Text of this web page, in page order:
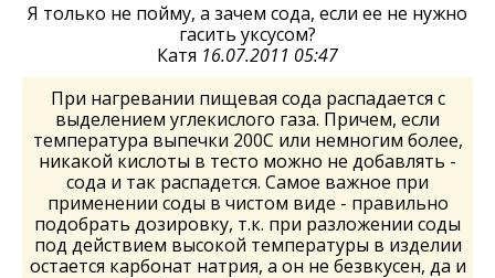
Я только не пойму, а зачем сода, если ее не нужно
гасить уксусом?
Катя 16.07.2011 05:47
При нагревании пищевая сода распадается с
выделением углекислого газа. Причем, если
температура выпечки 200C или немногим более,
никакой кислоты в тесто можно не добавлять -
сода и так распадется. Самое важное при
применении соды в чистом виде - правильно
подобрать дозировку, т.к. при разложении соды
под действием высокой температуры в изделии
остается карбонат натрия, а он не безвкусен, да и